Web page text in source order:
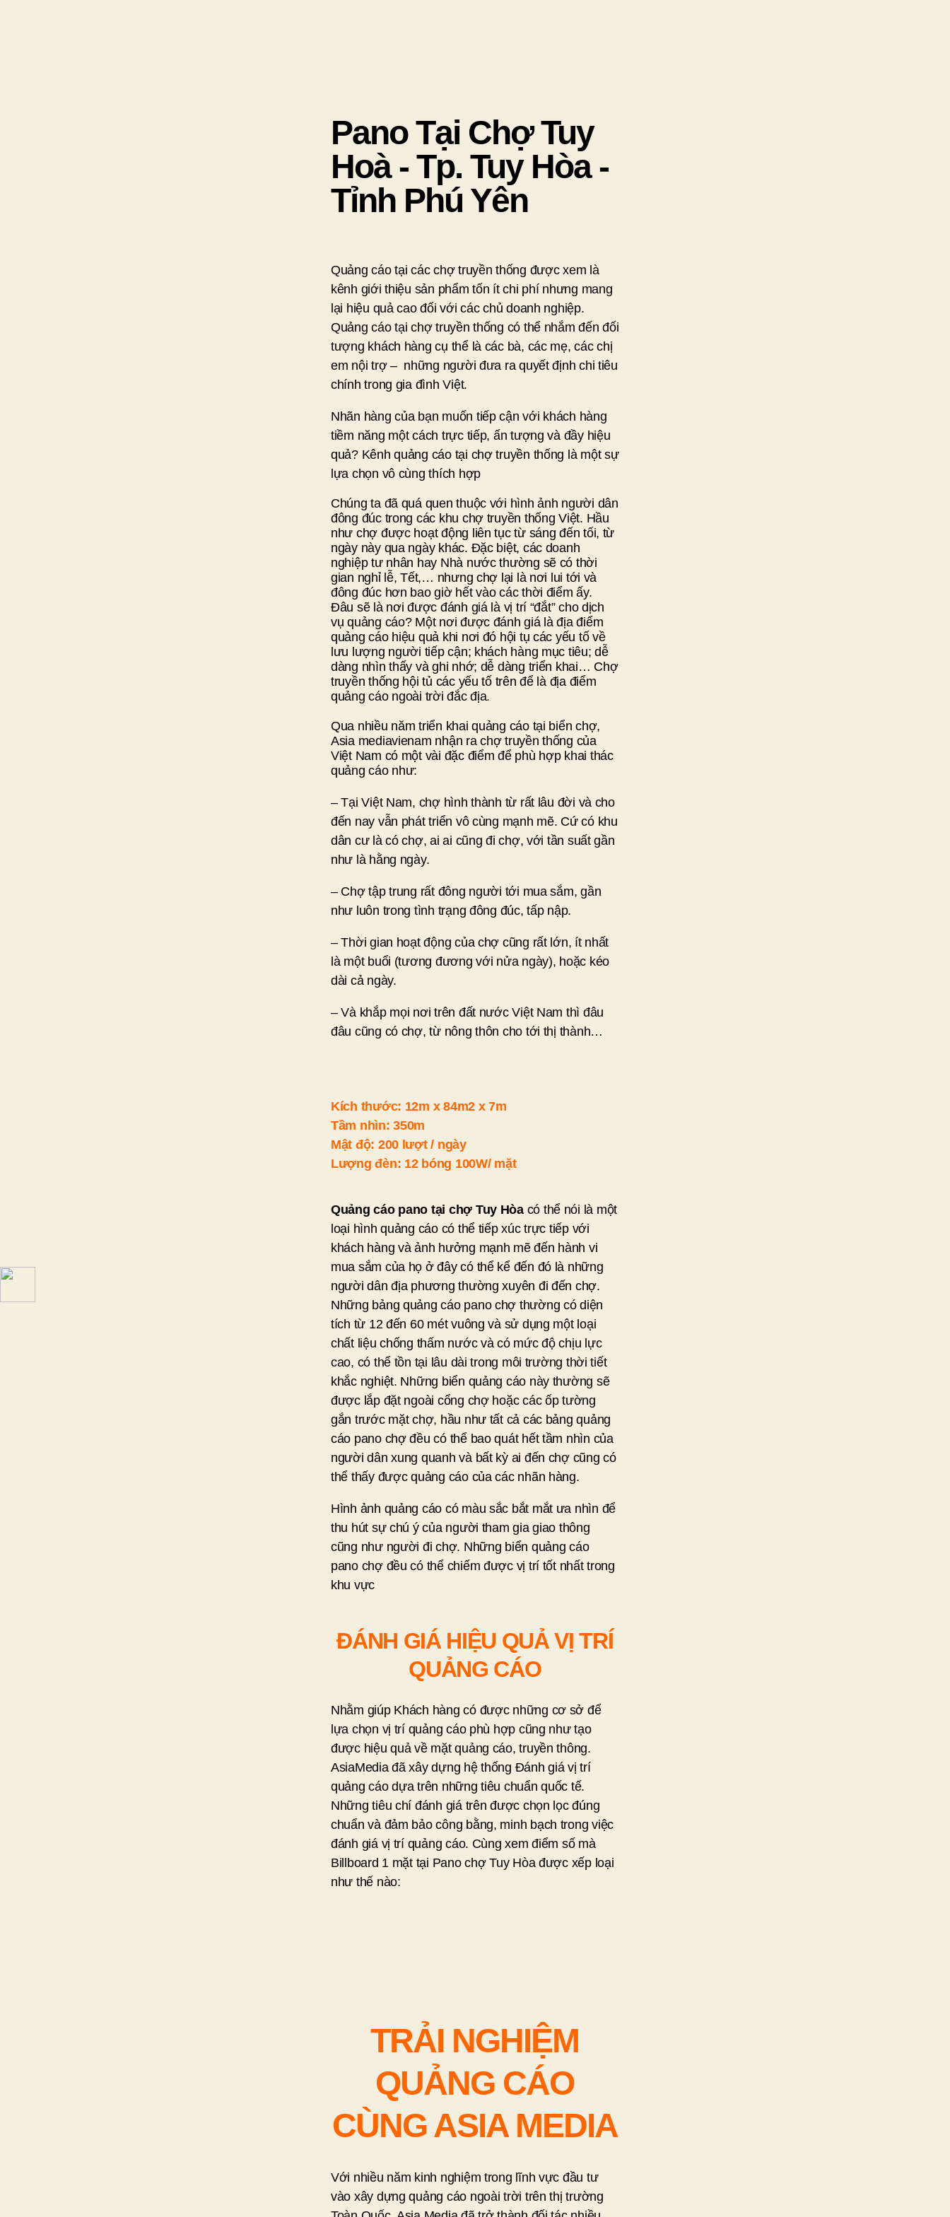
Pano Tại Chợ Tuy
Hoà - Tp. Tuy Hòa -
Tỉnh Phú Yên
Quảng cáo tại các chợ truyền thống được xem là
kênh giới thiệu sản phẩm tốn ít chi phí nhưng mang
lại hiệu quả cao đối với các chủ doanh nghiệp.
Quảng cáo tại chợ truyền thống có thể nhắm đến đối
tượng khách hàng cụ thể là các bà, các mẹ, các chị
em nội trợ – những người đưa ra quyết định chi tiêu
chính trong gia đình Việt.
Nhãn hàng của bạn muốn tiếp cận với khách hàng
tiềm năng một cách trực tiếp, ấn tượng và đầy hiệu
quả? Kênh quảng cáo tại chợ truyền thống là một sự
lựa chọn vô cùng thích hợp
Chúng ta đã quá quen thuộc với hình ảnh người dân
đông đúc trong các khu chợ truyền thống Việt. Hầu
như chợ được hoạt động liên tục từ sáng đến tối, từ
ngày này qua ngày khác. Đặc biệt, các doanh
nghiệp tư nhân hay Nhà nước thường sẽ có thời
gian nghỉ lễ, Tết,… nhưng chợ lại là nơi lui tới và
đông đúc hơn bao giờ hết vào các thời điểm ấy.
Đâu sẽ là nơi được đánh giá là vị trí “đắt” cho dịch
vụ quảng cáo? Một nơi được đánh giá là địa điểm
quảng cáo hiệu quả khi nơi đó hội tụ các yếu tố về
lưu lượng người tiếp cận; khách hàng mục tiêu; dễ
dàng nhìn thấy và ghi nhớ; dễ dàng triển khai… Chợ
truyền thống hội tủ các yếu tố trên để là địa điểm
quảng cáo ngoài trời đắc địa.
Qua nhiều năm triển khai quảng cáo tại biển chợ,
Asia mediavienam nhận ra chợ truyền thống của
Việt Nam có một vài đặc điểm để phù hợp khai thác
quảng cáo như:
– Tại Việt Nam, chợ hình thành từ rất lâu đời và cho
đến nay vẫn phát triển vô cùng mạnh mẽ. Cứ có khu
dân cư là có chợ, ai ai cũng đi chợ, với tần suất gần
như là hằng ngày.
– Chợ tập trung rất đông người tới mua sắm, gần
như luôn trong tình trạng đông đúc, tấp nập.
– Thời gian hoạt động của chợ cũng rất lớn, ít nhất
là một buổi (tương đương với nửa ngày), hoặc kéo
dài cả ngày.
– Và khắp mọi nơi trên đất nước Việt Nam thì đâu
đâu cũng có chợ, từ nông thôn cho tới thị thành…
Kích thước: 12m x 84m2 x 7m
Tầm nhìn: 350m
Mật độ: 200 lượt / ngày
Lượng đèn: 12 bóng 100W/ mặt
Quảng cáo pano tại chợ Tuy Hòacó thể nói là một
loại hình quảng cáo có thể tiếp xúc trực tiếp với
khách hàng và ảnh hưởng mạnh mẽ đến hành vi
mua sắm của họ ở đây có thể kể đến đó là những
người dân địa phương thường xuyên đi đến chợ.
Những bảng quảng cáo pano chợ thường có diện
tích từ 12 đến 60 mét vuông và sử dụng một loại
chất liệu chống thấm nước và có mức độ chịu lực
cao, có thể tồn tại lâu dài trong môi trường thời tiết
khắc nghiệt. Những biển quảng cáo này thường sẽ
được lắp đặt ngoài cổng chợ hoặc các ốp tường
gắn trước mặt chợ, hầu như tất cả các bảng quảng
cáo pano chợ đều có thể bao quát hết tầm nhìn của
người dân xung quanh và bất kỳ ai đến chợ cũng có
thể thấy được quảng cáo của các nhãn hàng.
Hình ảnh quảng cáo có màu sắc bắt mắt ưa nhìn để
thu hút sự chú ý của người tham gia giao thông
cũng như người đi chợ. Những biển quảng cáo
pano chợ đều có thể chiếm được vị trí tốt nhất trong
khu vực
ĐÁNH GIÁ HIỆU QUẢ VỊ TRÍ
QUẢNG CÁO
Nhằm giúp Khách hàng có được những cơ sở để
lựa chọn vị trí quảng cáo phù hợp cũng như tạo
được hiệu quả về mặt quảng cáo, truyền thông.
AsiaMedia đã xây dựng hệ thống Đánh giá vị trí
quảng cáo dựa trên những tiêu chuẩn quốc tế.
Những tiêu chí đánh giá trên được chọn lọc đúng
chuẩn và đảm bảo công bằng, minh bạch trong việc
đánh giá vị trí quảng cáo. Cùng xem điểm số mà
Billboard 1 mặt tại Pano chợ Tuy Hòa được xếp loại
như thế nào:
TRẢI NGHIỆM
QUẢNG CÁO
CÙNG ASIA MEDIA
Với nhiều năm kinh nghiệm trong lĩnh vực đầu tư
vào xây dựng quảng cáo ngoài trời trên thị trường